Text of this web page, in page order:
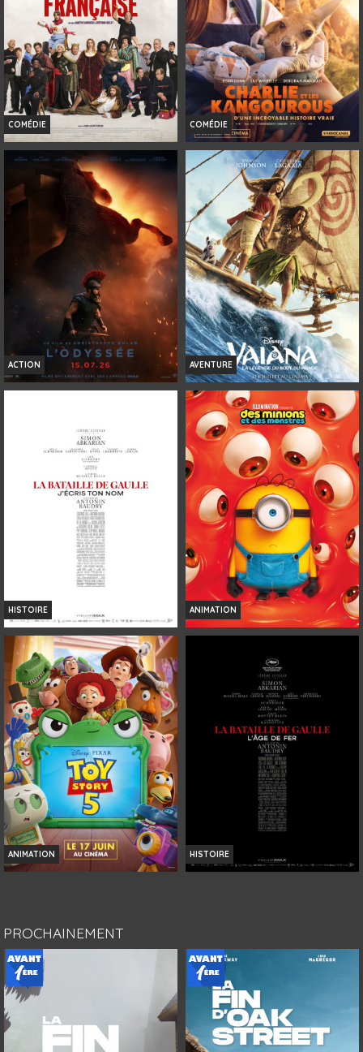
Réservation
TOUT PUBLIC
VF
Réservation
TOUT PUBLIC
VF
VOST
3D
COMÉDIE
DE LA COMÉDIE-FRANÇAISE
Horaires et Infos
Bande-annonce
TOUT PUBLIC
VF
COMÉDIE
CHARLIE ET LES KANGOUROUS
Horaires et Infos
Bande-annonce
Réservation
TOUT PUBLIC
VF
ACTION
Horaires et Infos
Bande-annonce
Réservation
INT. -12ans
VF
AVENTURE
VAIANA, LA LÉGENDE DU BOUT DU
MONDE
Horaires et Infos
Bande-annonce
Réservation
TOUT PUBLIC
VF
HISTOIRE
LA BATAILLE DE GAULLE - PARTIE 2 :
J'ÉCRIS TON NOM
Horaires et Infos
Bande-annonce
Réservation
TOUT PUBLIC
VF
ANIMATION
Horaires et Infos
Bande-annonce
Réservation
TOUT PUBLIC
ANIMATION
Bande-annonce
HISTOIRE
Réservation
AVERT. TOUT PUBLIC
PROCHAINEMENT